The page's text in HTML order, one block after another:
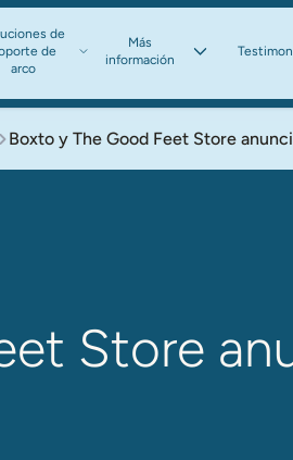
de
de
arco​​​​​​​
Más
información​​​​​​​
Boxto y The Good Feet Store
Store